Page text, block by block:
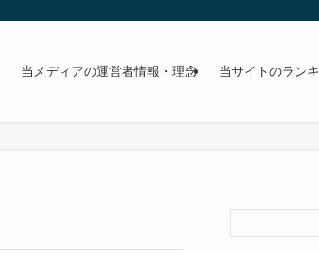
当メディアの運営者情報・理念 当サイトのラン